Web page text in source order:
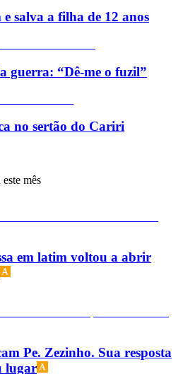
salva a filha de 12 anos
guerra: “Dê-me o fuzil”
no sertão do Cariri
mês
em latim voltou a abrir
Pe. Zezinho. Sua resposta
lugar